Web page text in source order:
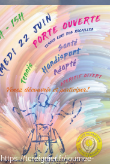
https://tcreignier.fr/journee-